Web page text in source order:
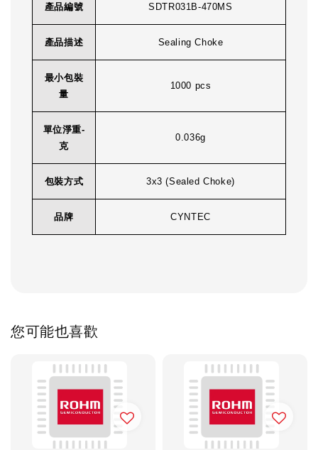
產品編號 SDTR031B-470MS
產品描述 Sealing Choke
最小包裝
量
1000 pcs
單位淨重-
克
0.036g
包裝方式 3x3 (Sealed Choke)
品牌 CYNTEC
您可能也喜歡